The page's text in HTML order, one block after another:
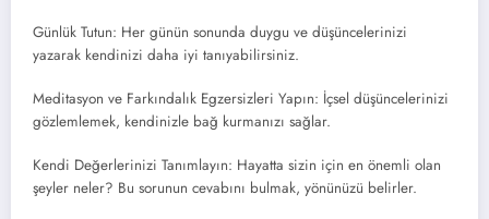
Günlük Tutun: Her günün sonunda duygu ve düşüncelerinizi
yazarak kendinizi daha iyi tanıyabilirsiniz.
Meditasyon ve Farkındalık Egzersizleri Yapın: İçsel düşüncelerinizi
gözlemlemek, kendinizle bağ kurmanızı sağlar.
Kendi Değerlerinizi Tanımlayın: Hayatta sizin için en önemli olan
şeyler neler? Bu sorunun cevabını bulmak, yönünüzü belirler.